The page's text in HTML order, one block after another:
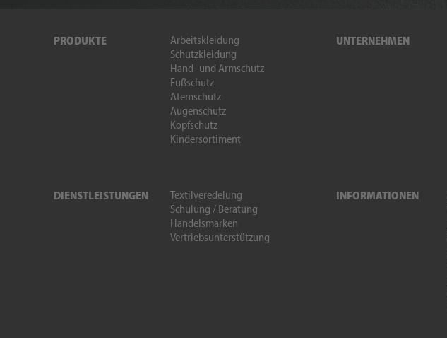
PRODUKTE
Arbeitskleidung
Schutzkleidung
Hand- und Armschutz
Fußschutz
Atemschutz
Augenschutz
Kopfschutz
Kindersortiment
UNTERNEHMEN
DIENSTLEISTUNGEN
Textilveredelung
Schulung / Beratung
Handelsmarken
Vertriebsunterstützung
INFORMATIONEN